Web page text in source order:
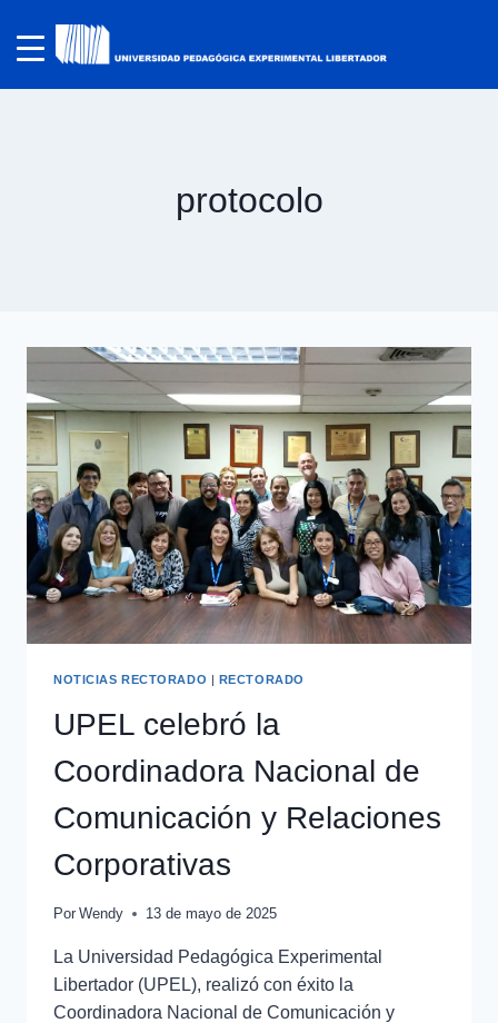
protocolo
NOTICIAS RECTORADO | RECTORADO
UPEL celebró la
Coordinadora Nacional de
Comunicación y Relaciones
Corporativas
Por Wendy 13 de mayo de 2025
La Universidad Pedagógica Experimental
Libertador (UPEL), realizó con éxito la
Coordinadora Nacional de Comunicación y